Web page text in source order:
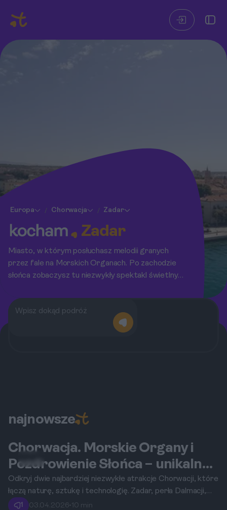
Europa / Chorwacja / Zadar
Zadar
Miasto, w którym posłuchasz melodii granych
przez fale na Morskich Organach. Po zachodzie
słońca zobaczysz tu niezwykły spektakl świetlny
najnowsze
Chorwacja. Morskie Organy i
Pozdrowienie Słońca – unikalne
atrakcje Zadaru, które trzeba
zobaczyć.
Odkryj dwie najbardziej niezwykłe atrakcje Chorwacji, które
łączą naturę, sztukę i technologię. Zadar, perła Dalmacji,
zaprasza na niezapomniany spektakl dźwięku i światła,
1 03.04.2026• 10 min